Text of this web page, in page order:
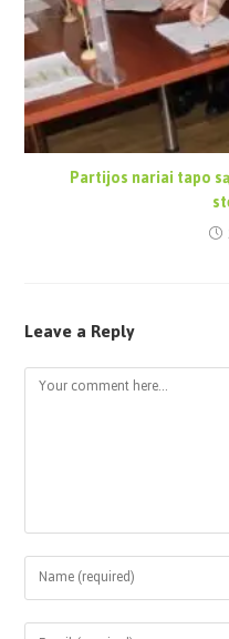
Partijos nariai tapo
Leave a Reply